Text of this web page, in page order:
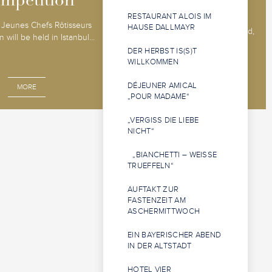
RESTAURANT ALOIS IM
HAUSE DALLMAYR
DER HERBST IS(S)T
WILLKOMMEN
DÉJEUNER AMICAL
„POUR MADAME“
„VERGISS DIE LIEBE
NICHT“
„BIANCHETTI – WEISSE
TRUEFFELN“
AUFTAKT ZUR
FASTENZEIT AM
ASCHERMITTWOCH
EIN BAYERISCHER ABEND
IN DER ALTSTADT
HOTEL VIER
Chefs Rôtisseurs
will be held in Istanbul...
MORE
The 2026 Jeunes Sommeliers
Competition will be held in Båstad,
MORE